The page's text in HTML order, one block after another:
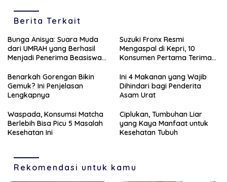
Berita Terkait
Bunga Anisya: Suara Muda
dari UMRAH yang Berhasil
Menjadi Penerima Beasiswa
Suzuki Fronx Resmi
Mengaspal di Kepri, 10
Konsumen Pertama Terima
Benarkah Gorengan Bikin
Gemuk? Ini Penjelasan
Lengkapnya
Ini 4 Makanan yang Wajib
Dihindari bagi Penderita
Asam Urat
Waspada, Konsumsi Matcha
Berlebih Bisa Picu 5 Masalah
Kesehatan Ini
Ciplukan, Tumbuhan Liar
yang Kaya Manfaat untuk
Kesehatan Tubuh
Rekomendasi untuk kamu